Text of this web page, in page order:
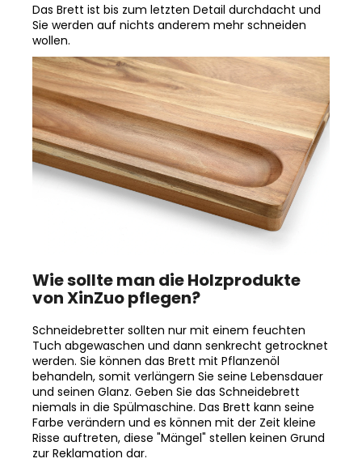
Das Brett ist bis zum letzten Detail durchdacht und
Sie werden auf nichts anderem mehr schneiden
wollen.
Wie sollte man die Holzprodukte
von XinZuo pflegen?
Schneidebretter sollten nur mit einem feuchten
Tuch abgewaschen und dann senkrecht getrocknet
werden. Sie können das Brett mit Pflanzenöl
behandeln, somit verlängern Sie seine Lebensdauer
und seinen Glanz. Geben Sie das Schneidebrett
niemals in die Spülmaschine. Das Brett kann seine
Farbe verändern und es können mit der Zeit kleine
Risse auftreten, diese "Mängel" stellen keinen Grund
zur Reklamation dar.